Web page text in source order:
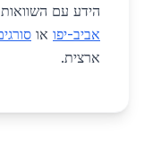
הידע עם
אביב-יפו או
ארצית.